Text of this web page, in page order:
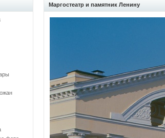
Маргостеатр и памятник Ленину